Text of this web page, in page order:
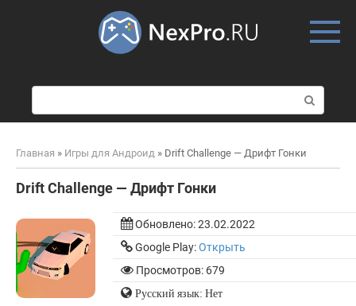
о
и
к
Главная » Игры для Андроид » Drift Challenge — Дрифт Гонки
Drift Challenge — Дрифт Гонки
Обновлено:23.02.2022
Google Play:Открыть
Просмотров: 679
Русский язык: Нет